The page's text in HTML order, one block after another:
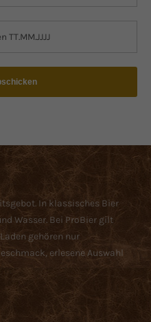
In klassisches Bier
Wasser. Bei ProBier gilt
gehören nur
erlesene Auswahl